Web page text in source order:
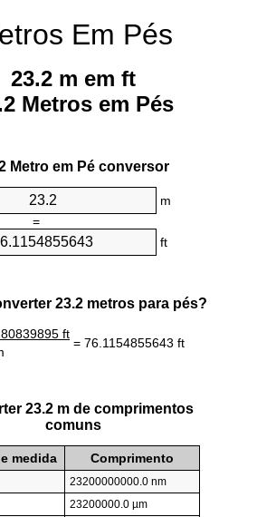
Em Pés
23.2 m em ft
Metros em Pés
Metro em Pé conversor
m
=
ft
23.2 metros para pés?
ft
= 76.1154855643 ft
23.2 m de comprimentos
comuns
medida Comprimento
23200000000.0 nm
23200000.0 µm